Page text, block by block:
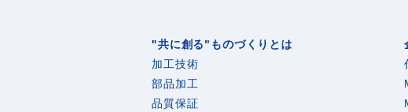
"共に創る"ものづくりとは
加工技術
部品加工
品質保証